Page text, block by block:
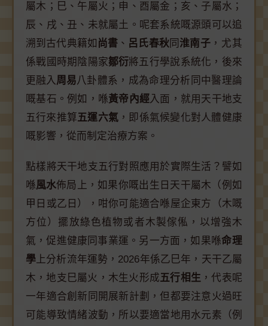
屬木；巳、午屬火；申、酉屬金；亥、子屬水；
辰、戌、丑、未就屬土。呢套系統嘅源頭可以追
溯到古代典籍如 尚書 、 呂氏春秋 同 淮南子 ，尤其
係戰國時期陰陽家鄒衍將五行學說系統化，後來
更融入周易八卦體系，成為命理分析同中醫理論
嘅基石。例如，喺黃帝內經入面，就用天干地支
五行來推算五運六氣 ，即係氣候變化對人體健康
嘅影響，從而制定治療方案。
點樣將天干地支五行對照應用於實際生活？譬如
喺風水佈局上，如果你嘅出生日天干屬木（例如
甲日或乙日），咁你可能適合喺屋企東方（木嘅
方位）擺放綠色植物或者木製傢俬，以增強木
氣，促進健康同事業運。另一方面，如果喺命理
學 上分析流年運勢，2026年係乙巳年，天干乙屬
木，地支巳屬火，木生火形成五行相生 ，代表呢
一年適合創新同開展新計劃，但都要注意火過旺
可能導致情緒波動，所以要適當地用水元素（例